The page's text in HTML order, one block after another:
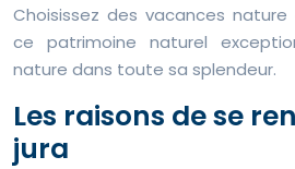
Choisissez des vacances
ce patrimoine naturel
nature dans toute sa splendeur.
Les raisons de se
jura